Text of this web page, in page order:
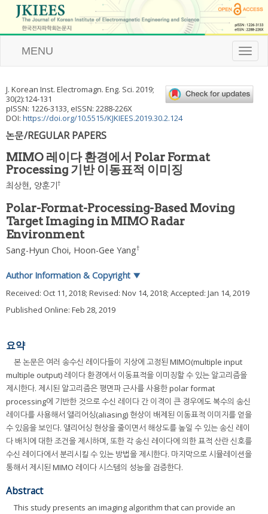
T
o
l
e
MENU
J. Korean Inst. Electromagn. Eng. Sci. 2019;
30(2):124-131
pISSN: 1226-3133, eISSN: 2288-226X
DOI: https://doi.org/10.5515/KJKIEES.2019.30.2.124
논문/REGULAR PAPERS
MIMO 레이다 환경에서 Polar Format
Processing 기반 이동표적 이미징
최상현, 양훈기 †
Polar-Format-Processing-Based Moving
Target Imaging in MIMO Radar
Environment
Sang-Hyun Choi, Hoon-Gee Yang†
Author Information & Copyright ▼
Received: Oct 11, 2018; Revised: Nov 14, 2018; Accepted: Jan 14, 2019
Published Online: Feb 28, 2019
요약
본 논문은 여러 송수신 레이다들이 지상에 고정된 MIMO(multiple input
multiple output) 레이다 환경에서 이동표적을 이미징할 수 있는 알고리즘을
제시한다. 제시된 알고리즘은 평면파 근사를 사용한 polar format
processing에 기반한 것으로 수신 레이다 간 이격이 큰 경우에도 복수의 송신
레이다를 사용해서 앨리어싱(aliasing) 현상이 배제된 이동표적 이미지를 얻을
수 있음을 보인다. 앨리어싱 현상을 줄이면서 해상도를 높일 수 있는 송신 레이
다 배치에 대한 조건을 제시하며, 또한 각 송신 레이다에 의한 표적 산란 신호를
수신 레이다에서 분리시킬 수 있는 방법을 제시한다. 마지막으로 시뮬레이션을
통해서 제시된 MIMO 레이다 시스템의 성능을 검증한다.
Abstract
This study presents an imaging algorithm that can provide an